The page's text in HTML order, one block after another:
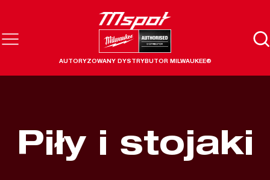
AUTORYZOWANY DYSTRYBUTOR MILWAUKEE®
Piły i stojaki